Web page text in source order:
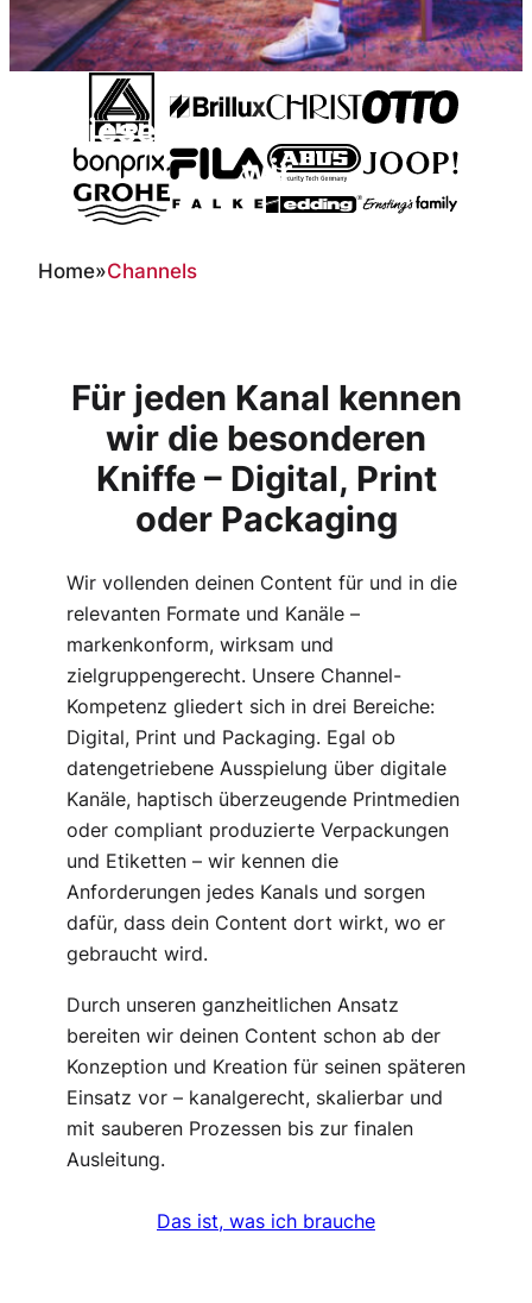
Diese Channel bespielen
wir
Home»Channels
Für jeden Kanal kennen
wir die besonderen
Kniffe – Digital, Print
oder Packaging
Wir vollenden deinen Content für und in die
relevanten Formate und Kanäle –
markenkonform, wirksam und
zielgruppengerecht. Unsere Channel-
Kompetenz gliedert sich in drei Bereiche:
Digital, Print und Packaging. Egal ob
datengetriebene Ausspielung über digitale
Kanäle, haptisch überzeugende Printmedien
oder compliant produzierte Verpackungen
und Etiketten – wir kennen die
Anforderungen jedes Kanals und sorgen
dafür, dass dein Content dort wirkt, wo er
gebraucht wird.
Durch unseren ganzheitlichen Ansatz
bereiten wir deinen Content schon ab der
Konzeption und Kreation für seinen späteren
Einsatz vor – kanalgerecht, skalierbar und
mit sauberen Prozessen bis zur finalen
Ausleitung.
Das ist, was ich brauche